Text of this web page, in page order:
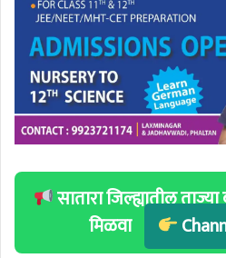
सातारा जिल्ह्यातील
मिळवा